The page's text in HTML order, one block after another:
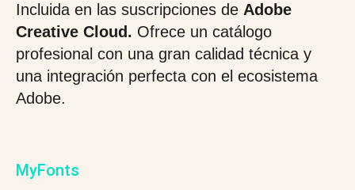
Incluida en las suscripciones de Adobe
Creative Cloud. Ofrece un catálogo
profesional con una gran calidad técnica y
una integración perfecta con el ecosistema
Adobe.
MyFonts